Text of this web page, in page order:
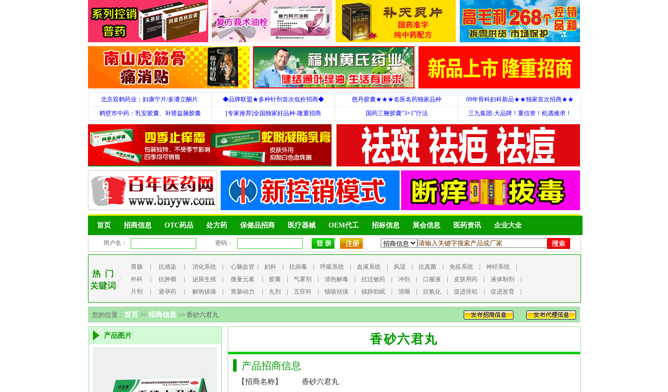
北京双鹤药业：妇康宁片/多潘立酮片.
鹤壁市中药：乳安胶囊、补肾益脑胶囊
◆品牌联盟★多种针剂首次低价招商◆
[专家推荐]全国独家好品种-隆重招商
慈丹胶囊★★★名医名药独家品种
国药三鞭胶囊“3+1”疗法
09年骨科妇科新品★★独家首次招商★★
三九集团-大品牌！重信誉！机遇难求！
首页 招商信息 OTC药品 处方药 保健品招商 医疗器械 OEM代工 招标信息 展会信息 医药资讯 企业大全
用户名： 密码：
胃肠 抗感染 消化系统 心脑血管 妇科 抗病毒 呼吸系统 血液系统 风湿 抗真菌 免疫系统 神经系统
外科
抗肿瘤 泌尿生殖 微量元素 胶囊 气雾剂 清热解毒 抗过敏药 冲剂 口服液 皮肤用药 液体制剂
片剂
避孕药 解热镇痛 胃肠动力 丸剂 五官科 镇咳祛痰 镇静助眠 清咽 抗氧化 促进排铅 促进发育
您的位置： 首页 >> 招商信息 >> 香砂六君丸
产品图片 香砂六君丸
产品招商信息
【招商名称】
香砂六君丸